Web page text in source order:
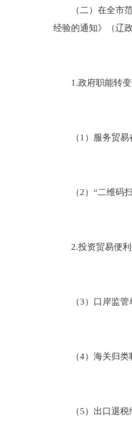
（二）在全市范
经验的通知》（辽
1.政府职能转变
（1）服务贸易
（2）“二维码扫
2.投资贸易便利
（3）口岸监管单
（4）海关归类
（5）出口退税